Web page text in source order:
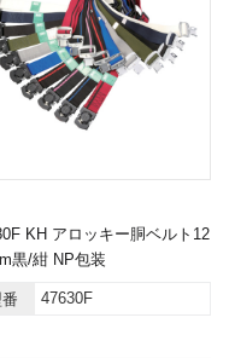
KH アロッキー胴ベルト12
黒/紺 NP包装
47630F